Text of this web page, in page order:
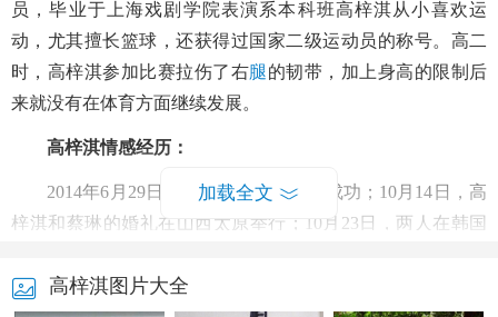
员，毕业于上海戏剧学院表演系本科班高梓淇从小喜欢运
动，尤其擅长篮球，还获得过国家二级运动员的称号。高二
时，高梓淇参加比赛拉伤了右腿的韧带，加上身高的限制后
来就没有在体育方面继续发展。
高梓淇情感经历：
2014年6月29日，高梓淇向蔡琳求婚成功；10月14日，高
梓淇和蔡琳的婚礼在山西太原举行；10月23日，两人在韩国
2017年12月12日，高梓淇在其个人微博宣布得子，儿子
加载全文
高梓淇图片大全